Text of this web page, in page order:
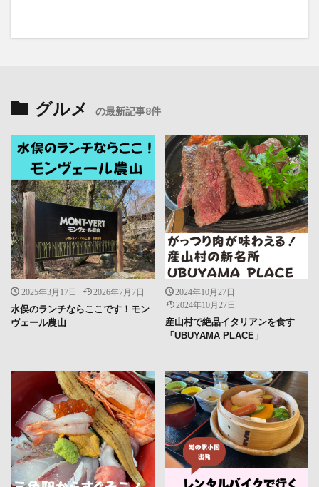
グルメ の最新記事8件
2025年3月17日 2026年7月7日
水俣のランチならここです！モン
ヴェール農山
2024年10月27日
2024年10月27日
産山村で絶品イタリアンを食す
「UBUYAMA PLACE」